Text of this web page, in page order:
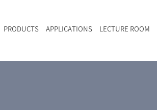
PRODUCTS APPLICATIONS LECTURE ROOM